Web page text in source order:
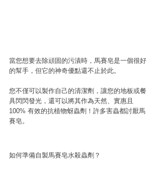
當您想要去除頑固的污漬時，馬賽皂是一個很好
的幫手，但它的神奇優點還不止於此。
您不僅可以製作自己的清潔劑，讓您的地板或餐
具閃閃發光，還可以將其作為天然、實惠且
100% 有效的抗植物蚜蟲劑！許多害蟲都討厭馬
賽皂。
如何準備自製馬賽皂水殺蟲劑？